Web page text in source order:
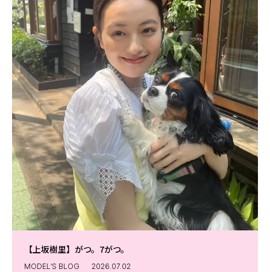
【上坂樹里】がつ。7がつ。
MODEL’S BLOG
2026.07.02